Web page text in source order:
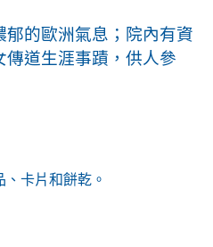
的歐洲氣息；院內有資
道生涯事蹟，供人參
卡片和餅乾。